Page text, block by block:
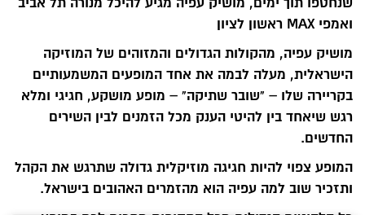
שנחטפו תוך ימים, מושיק עפיה מגיע להיכל מנורה תל אביב
ואמפי MAX ראשון לציון
מושיק עפיה, מהקולות הגדולים והמזוהים של המוזיקה
הישראלית, מעלה לבמה את אחד המופעים המשמעותיים
בקריירה שלו – "שובר שתיקה" – מופע מושקע, חגיגי ומלא
רגש שיאחד בין להיטי הענק מכל הזמנים לבין השירים
החדשים.
המופע צפוי להיות חגיגה מוזיקלית גדולה שתרגש את הקהל
ותזכיר שוב למה עפיה הוא מהזמרים האהובים בישראל.